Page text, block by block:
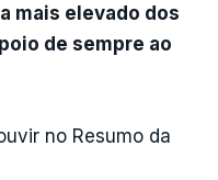
mais elevado dos
de sempre ao
no Resumo da